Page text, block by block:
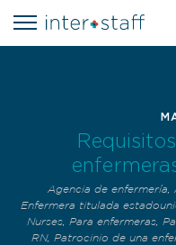
Agencia de enfermería
Enfermera titulada
Nurses
Para enfermeras
RN, Patrocinio de una